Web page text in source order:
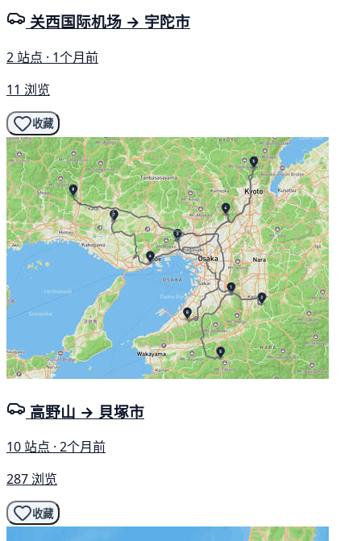
关西国际机场 → 宇陀市
2 站点 · 1个月前
11 浏览
收藏
高野山 → 貝塚市
10 站点 · 2个月前
287 浏览
收藏